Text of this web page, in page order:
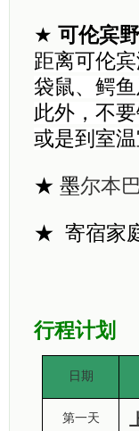
★ 可伦宾
距离可伦
袋鼠、鳄
此外，不
或是到室
★ 墨尔本
★ 寄宿家
行程计划
日期
第一天